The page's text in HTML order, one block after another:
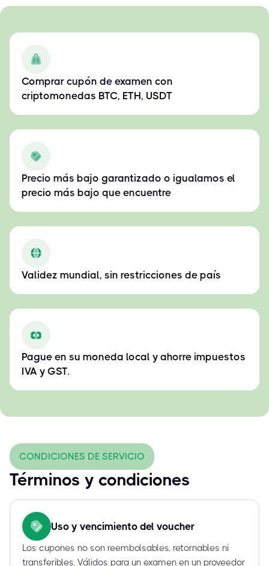
Comprar cupón de examen con
criptomonedas BTC, ETH, USDT
Precio más bajo garantizado o igualamos el
precio más bajo que encuentre
Validez mundial, sin restricciones de país
Pague en su moneda local y ahorre impuestos
IVA y GST.
CONDICIONES DE SERVICIO
Términos y condiciones
Uso y vencimiento del voucher
Los cupones no son reembolsables, retornables ni
transferibles. Válidos para un examen en un proveedor